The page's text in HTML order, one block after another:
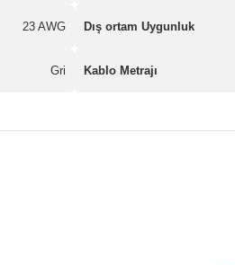
23 AWG Dış ortam Uygunluk
Gri Kablo Metrajı